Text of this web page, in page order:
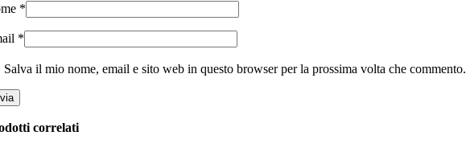
*
*
Salva il mio nome, email e sito web in questo browser per la prossima volta che commento.
correlati